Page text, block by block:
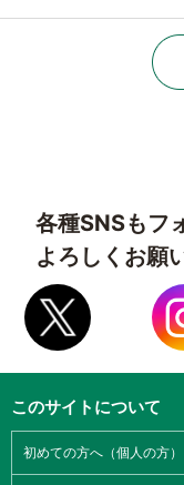
各種SNSもフ
よろしくお願
このサイトについて
初めての方へ（個人の方）